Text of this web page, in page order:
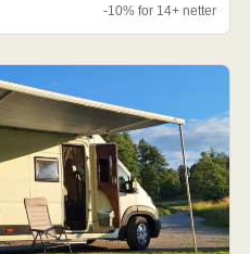
-10% for 14+ netter